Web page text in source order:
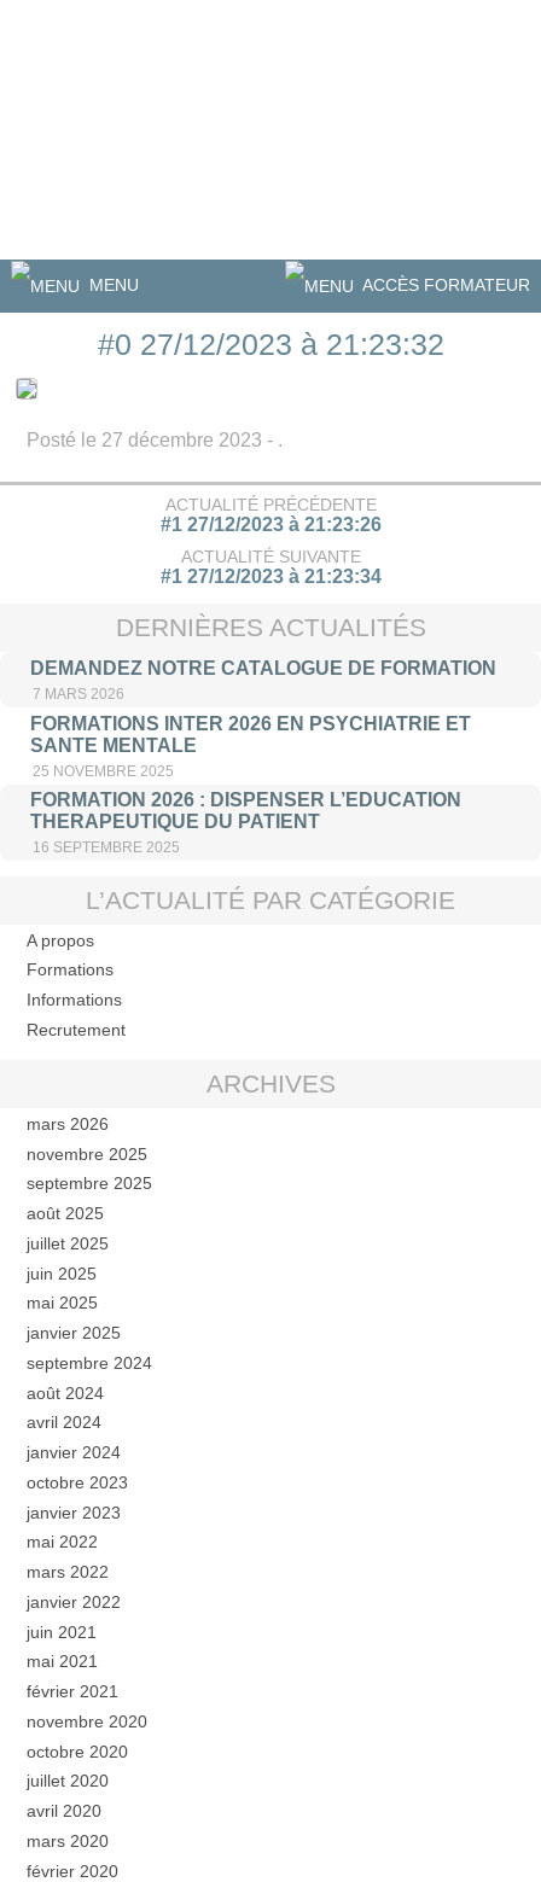
MENU ACCÈS FORMATEUR
#0 27/12/2023 à 21:23:32
Posté le 27 décembre 2023 - .
ACTUALITÉ PRÉCÉDENTE
#1 27/12/2023 à 21:23:26
ACTUALITÉ SUIVANTE
#1 27/12/2023 à 21:23:34
DERNIÈRES ACTUALITÉS
DEMANDEZ NOTRE CATALOGUE DE FORMATION
7 MARS 2026
FORMATIONS INTER 2026 EN PSYCHIATRIE ET
SANTE MENTALE
25 NOVEMBRE 2025
FORMATION 2026 : DISPENSER L’EDUCATION
THERAPEUTIQUE DU PATIENT
16 SEPTEMBRE 2025
L’ACTUALITÉ PAR CATÉGORIE
A propos
Formations
Informations
Recrutement
ARCHIVES
mars 2026
novembre 2025
septembre 2025
août 2025
juillet 2025
juin 2025
mai 2025
janvier 2025
septembre 2024
août 2024
avril 2024
janvier 2024
octobre 2023
janvier 2023
mai 2022
mars 2022
janvier 2022
juin 2021
mai 2021
février 2021
novembre 2020
octobre 2020
juillet 2020
avril 2020
mars 2020
février 2020